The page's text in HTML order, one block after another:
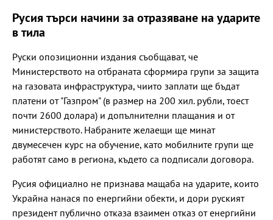
Русия търси начини за отразяване на ударите
в тила
Руски опозиционни издания съобщават, че
Министерството на отбраната сформира групи за защита
на газовата инфраструктура, чиито заплати ще бъдат
платени от "Газпром" (в размер на 200 хил. рубли, тоест
почти 2600 долара) и допълнителни плащания и от
министерството. Набраните желаещи ще минат
двумесечен курс на обучение, като мобилните групи ще
работят само в региона, където са подписали договора.
Русия официално не признава мащаба на ударите, които
Украйна нанася по енергийни обекти, и дори руският
президент публично отказа взаимен отказ от енергийни